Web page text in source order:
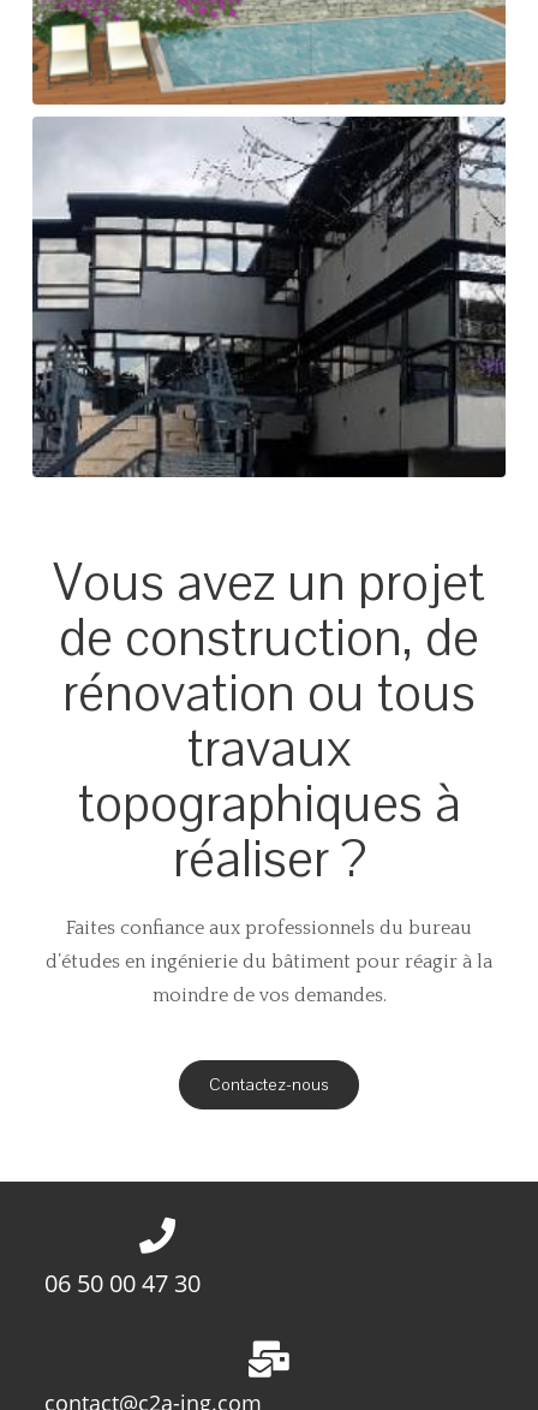
Vous avez un projet
de construction, de
rénovation ou tous
travaux
topographiques à
réaliser ?
Faites confiance aux professionnels du bureau
d’études en ingénierie du bâtiment pour réagir à la
moindre de vos demandes.
Contactez-nous
06 50 00 47 30
contact@c2a-ing.com